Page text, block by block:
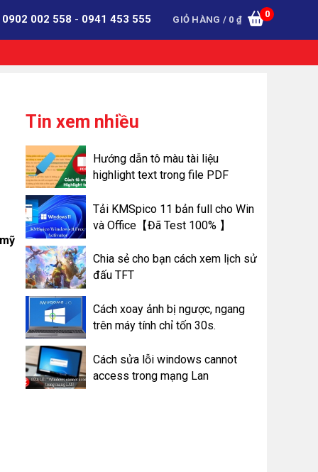
GIỎ HÀNG / 0 ₫
0
0902 002 558 - 0941 453 555
Tin xem nhiều
Hướng dẫn tô màu tài liệu
highlight text trong file PDF
Tải KMSpico 11 bản full cho Win
và Office【Đã Test 100% 】
Chia sẻ cho bạn cách xem lịch sử
đấu TFT
Cách xoay ảnh bị ngược, ngang
trên máy tính chỉ tốn 30s.
Cách sửa lỗi windows cannot
access trong mạng Lan